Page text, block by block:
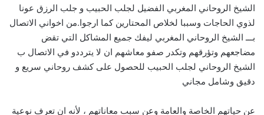
الشيخ الروحاني المغربي الفضيل لجلب الحبيب و جلب الرزق عونا
لذوي الحاجات وسببا لخلاص المحتارين كما ارجوا.من اخواني الاتصال
بـــ الشيخ الروحاني المغربي ليفك جميع المشاكل التي تقض
مضاجعهم وتؤرقهم وتكدر صفو معاشهم ان لا يترددو في الاتصال ب
الشيخ الروحاني لجلب الحبيب للحصول على كشف روحاني سريع و
دقيق وشامل مجاني
عن حياتهم الخاصة والعامة وعن سبب معاناتهم ، لأنه ان تعرف نوعية